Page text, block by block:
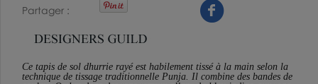
Partager
Ce tapis de sol dhurrie rayé est habilement tissé à la main selon la
technique de tissage traditionnelle Punja. Il combine des bandes de